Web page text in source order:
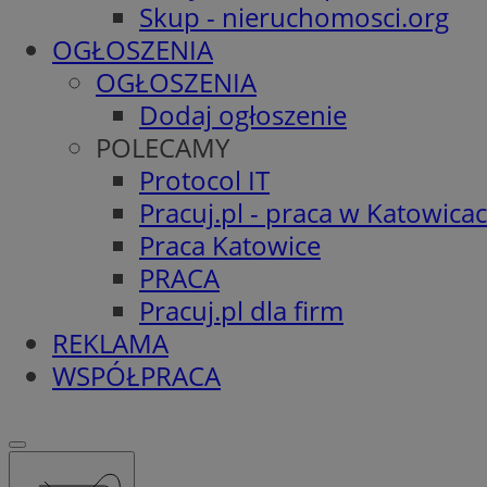
Skup - nieruchomosci.org
OGŁOSZENIA
OGŁOSZENIA
Dodaj ogłoszenie
POLECAMY
Protocol IT
Pracuj.pl - praca w
Praca Katowice
PRACA
Pracuj.pl dla firm
REKLAMA
WSPÓŁPRACA